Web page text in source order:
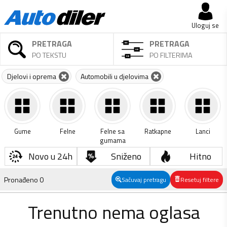
Uloguj se
PRETRAGA
PO TEKSTU
PRETRAGA
PO FILTERIMA
Djelovi i oprema Automobili u djelovima
Gume Felne
Felne sa
gumama
Ratkapne Lanci
Novo u 24h Sniženo Hitno
Pronađeno0 Sačuvaj pretragu Resetuj filtere
Trenutno nema oglasa